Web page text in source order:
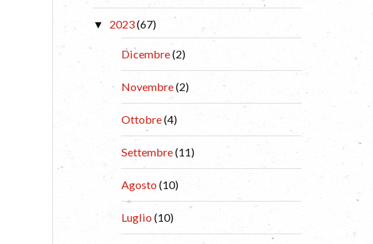
2023(67)
Dicembre(2)
Novembre(2)
Ottobre(4)
Settembre(11)
Agosto(10)
Luglio(10)